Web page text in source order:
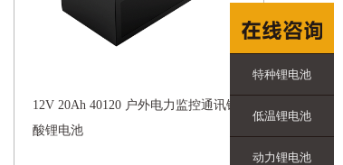
12V 20Ah 40120 户外电力监控通讯钛
酸锂电池
特种锂电池
低温锂电池
动力锂电池